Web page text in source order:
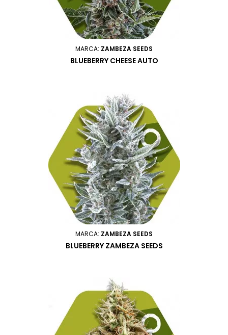
MARCA: ZAMBEZA SEEDS
BLUEBERRY CHEESE AUTO
MARCA: ZAMBEZA SEEDS
BLUEBERRY ZAMBEZA SEEDS